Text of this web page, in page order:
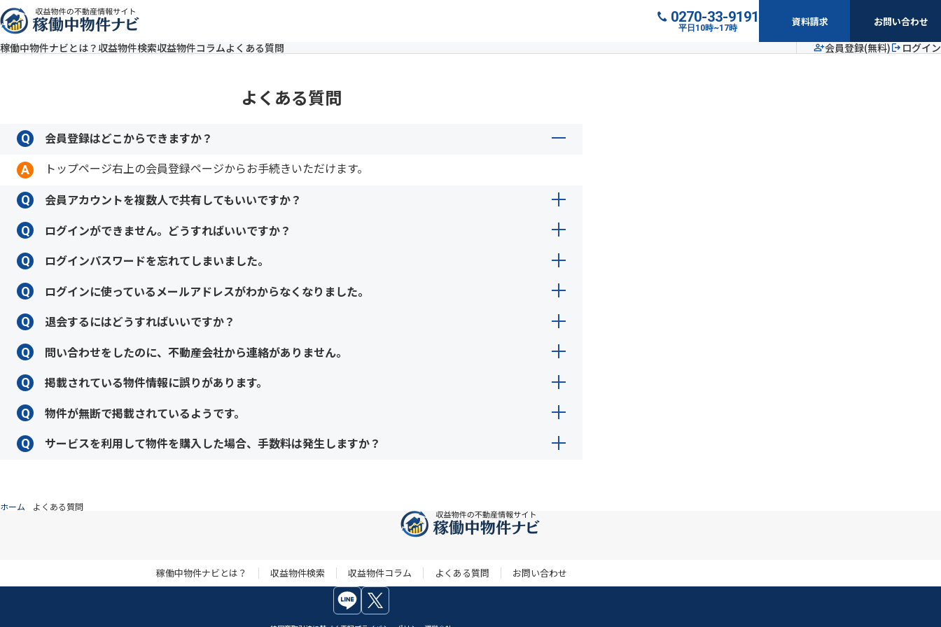
0270-33-9191
平日10時~17時
資料請求 お問い合わせ
稼働中物件ナビとは？ 収益物件検索収益物件コラムよくある質問 会員登録(無料) ログイン
よくある質問
Q 会員登録はどこからできますか？
A トップページ右上の会員登録ページからお手続きいただけます。
Q
会員アカウントを複数人で共有してもいいですか？
会員アカウントの共有は 利用規約により禁止しております。必ずご本人のみでご利用ください。
Q
ログインができません。どうすればいいですか？
いくつかの原因が考えられます。まず、ご登録のメールアドレスとパスワードに誤りがないかご確認く
Q
ログインパスワードを忘れてしまいました。
ログイン画面のパスワード再設定フォームから、ご登録のメールアドレス宛に再設定用のご案内をお送
Q
ログインに使っているメールアドレスがわからなくなりました。
当サービスからお送りしたメール（お知らせなど）が届いているメールアドレスが、ご登録のメールア
ことができます。
Q
退会するにはどうすればいいですか？
弊社の退会申請用のメールアドレスwithdrawal@cool-c.com
Q
問い合わせをしたのに、不動産会社から連絡がありません。
お急ぎの場合は、掲載元の不動産会社へ直接お電話でご連絡いただくことをお勧めします。当サービス
されない場合は、お問い合わせフォームよりご連絡ください。
Q
掲載されている物件情報に誤りがあります。
まずは掲載元の不動産会社に直接ご連絡ください。連絡が取れない場合は、当サービスのお問い合わせ
Q
物件が無断で掲載されているようです。
掲載の経緯については、まず物件詳細ページに記載された不動産会社へ直接お問い合わせください。不
Q
サービスを利用して物件を購入した場合、手数料は発生しますか？
ホーム よくある質問
稼働中物件ナビとは？ 収益物件検索 収益物件コラム よくある質問 お問い合わせ